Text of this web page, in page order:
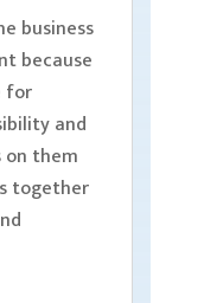
business
because
for
and
them
together